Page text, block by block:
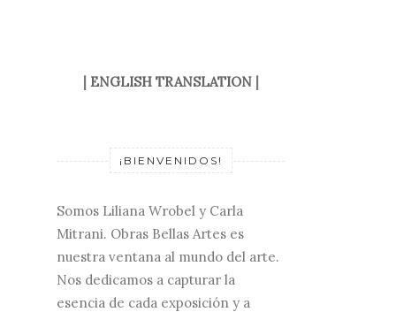
| ENGLISH TRANSLATION|
¡BIENVENIDOS!
Somos Liliana Wrobel y Carla
Mitrani. Obras Bellas Artes es
nuestra ventana al mundo del arte.
Nos dedicamos a capturar la
esencia de cada exposición y a